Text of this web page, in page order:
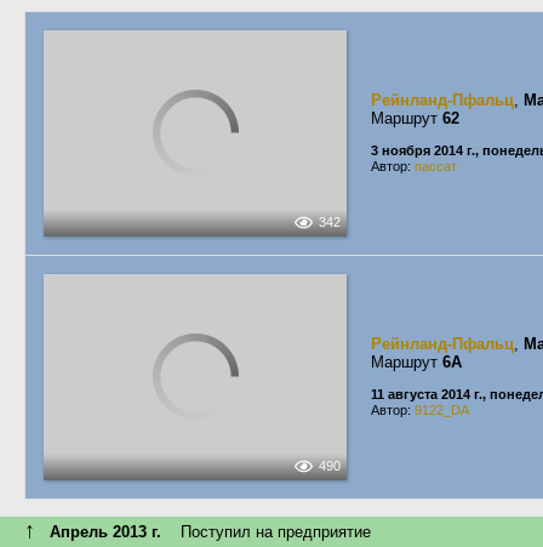
342
Рейнланд-Пфальц,
Маршрут 62
3 ноября 2014 г.,
Автор: пассат
490
Рейнланд-Пфальц,
Маршрут 6A
11 августа 2014 г.,
Автор: 9122_DA
↑ Апрель 2013 г. Поступил на предприятие